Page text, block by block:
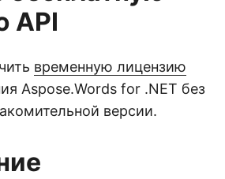
API
временную лицензию
Aspose.Words for .NET без
версии.